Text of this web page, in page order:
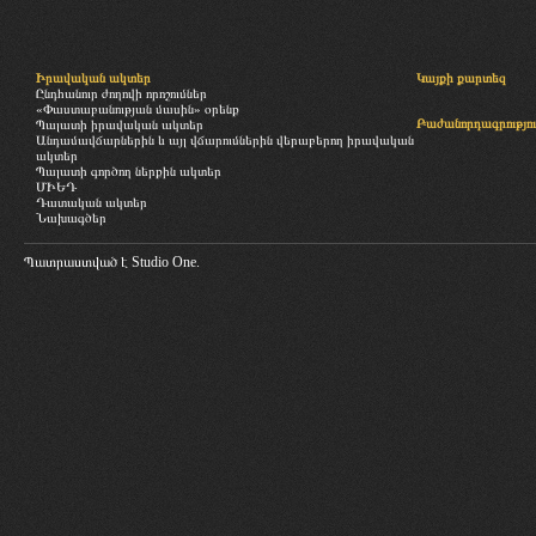
Իրավական ակտեր
Ընդհանուր ժողովի որոշումներ
«Փաստաբանության մասին» օրենք
Պալատի իրավական ակտեր
Անդամավճարներին և այլ վճարումներին վերաբերող իրավական
ակտեր
Պալատի գործող ներքին ակտեր
ՄԻԵԴ
Դատական ակտեր
Նախագծեր
Կայքի քարտեզ
Պատրաստված է Studio One.